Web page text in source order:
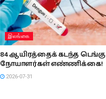
இலங்கை
84 ஆயிரத்தைக் கடந்த டெங்கு
நோயாளர்கள் எண்ணிக்கை!
2026-07-31